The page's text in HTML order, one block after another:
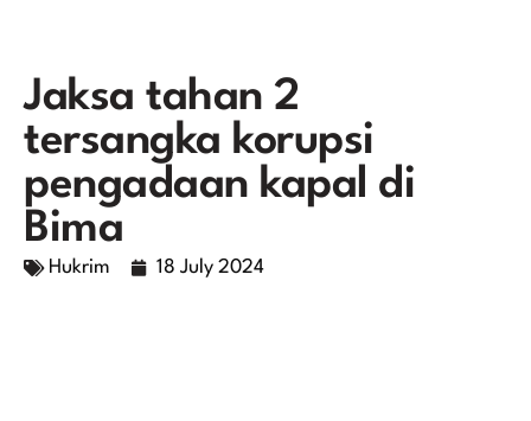
Jaksa tahan 2
tersangka korupsi
pengadaan kapal di
Bima
Hukrim 18 July 2024